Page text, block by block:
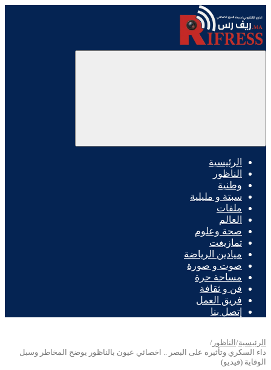
الرئيسية
الناظور
وطنية
سبتة و مليلية
ملفات
العالم
صحة وعلوم
تمازيغت
ميادين الرياضة
صوت و صورة
مساحة حرة
فن و ثقافة
فريق العمل
إتصل بنا
الرئيسية/ الناظور /
داء السكري وتأثيره على البصر .. اخصائي عيون بالناظور يوضح المخاطر وسبل
الوقاية (فيديو)